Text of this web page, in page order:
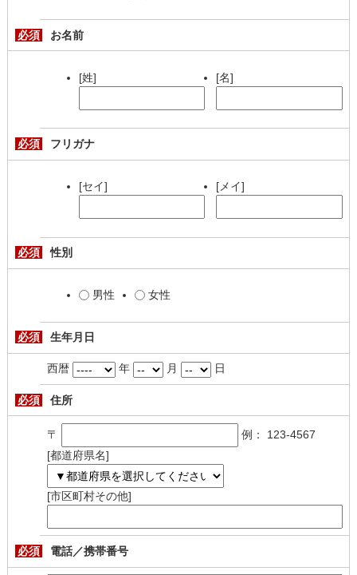
必須 お名前
[姓] [名]
必須 フリガナ
[セイ] [メイ]
必須 性別
男性 女性
必須 生年月日
西暦 年 月 日
必須 住所
〒
例： 123-4567
[都道府県名]
[市区町村その他]
必須 電話／携帯番号